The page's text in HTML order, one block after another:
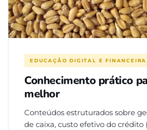
EDUCAÇÃO DIGITAL E FINANCEIRA
Conhecimento prático
melhor
Conteúdos estruturados sobre
de caixa, custo efetivo do crédito